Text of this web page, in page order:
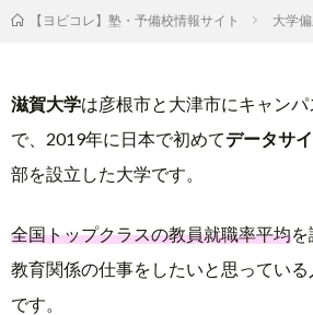
【ヨビコレ】塾・予備校情報サイト 大学
滋賀大学は彦根市と大津市にキャンパ
で、2019年に日本で初めてデータサ
部を設立した大学です。
全国トップクラスの教員就職率平均
教育関係の仕事をしたいと思ってい
です。